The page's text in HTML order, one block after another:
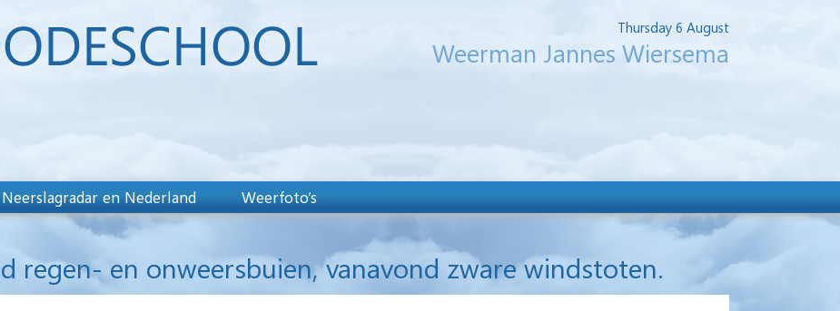
Thursday 6 August
Weerman Jannes Wiersema
Neerslagradar en Nederland Weerfoto’s
regen- en onweersbuien, vanavond zware windstoten.